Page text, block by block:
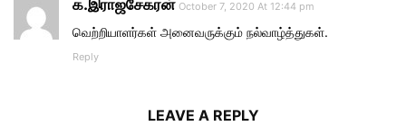
க.இராஜசேகரன் October 7, 2020 At 12:44 pm
வெற்றியாளர்கள் அனைவருக்கும் நல்வாழ்த்துகள்.
Reply
LEAVE A REPLY